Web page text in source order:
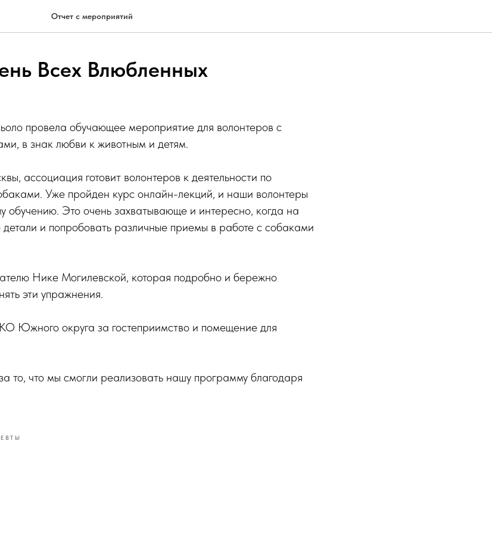
Отчет с мероприятий
Всех Влюбленных
провела обучающее мероприятие для волонтеров с
в знак любви к животным и детям.
ассоциация готовит волонтеров к деятельности по
Уже пройден курс онлайн-лекций, и наши волонтеры
обучению. Это очень захватывающе и интересно, когда на
и попробовать различные приемы в работе с собаками
Нике Могилевской, которая подробно и бережно
эти упражнения.
Южного округа за гостеприимство и помещение для
то, что мы смогли реализовать нашу программу благодаря